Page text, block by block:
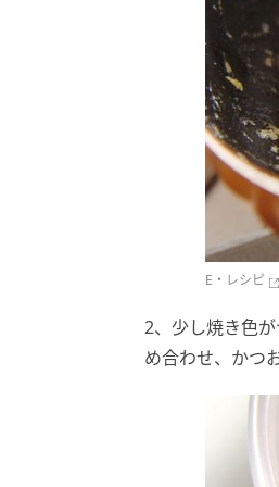
E・レシピ
2、少し焼き色
め合わせ、かつ